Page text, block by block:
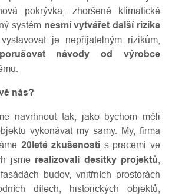
pokrývka, zhoršené klimatické
systém nesmí vytvářet další rizika
je nepřijatelným rizikům,
porušovat návody od výrobce
nás?
navrhnout tak, jako bychom měli
vykonávat my samy. My, firma
20leté zkušenosti s pracemi ve
jsme realizovali desítky projektů
budov, vnitřních prostorách
dílech, historických objektů,